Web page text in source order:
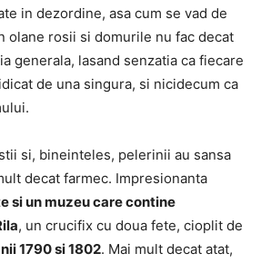
in dezordine, asa cum se vad de
olane rosii si domurile nu fac decat
generala, lasand senzatia ca fiecare
de una singura, si nicidecum ca
si, bineinteles, pelerinii au sansa
decat farmec. Impresionanta
si un muzeu care contine
, un crucifix cu doua fete, cioplit de
1790 si 1802. Mai mult decat atat,